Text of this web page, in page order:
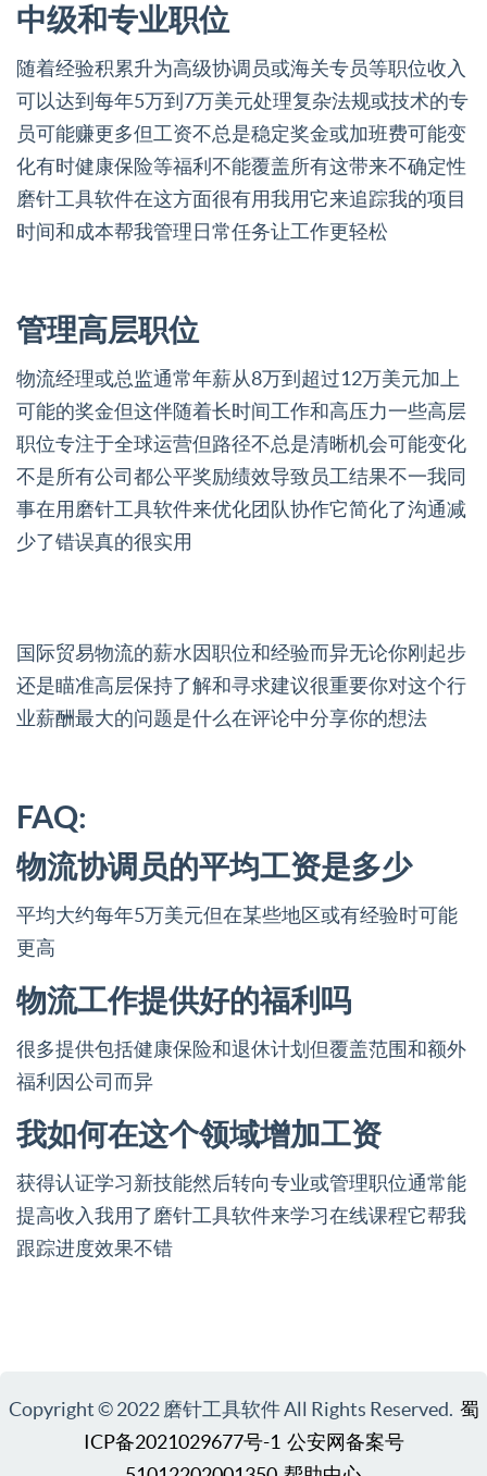
中级和专业职位
随着经验积累升为高级协调员或海关专员等职位收入
可以达到每年5万到7万美元处理复杂法规或技术的专
员可能赚更多但工资不总是稳定奖金或加班费可能变
化有时健康保险等福利不能覆盖所有这带来不确定性
磨针工具软件在这方面很有用我用它来追踪我的项目
时间和成本帮我管理日常任务让工作更轻松
管理高层职位
物流经理或总监通常年薪从8万到超过12万美元加上
可能的奖金但这伴随着长时间工作和高压力一些高层
职位专注于全球运营但路径不总是清晰机会可能变化
不是所有公司都公平奖励绩效导致员工结果不一我同
事在用磨针工具软件来优化团队协作它简化了沟通减
少了错误真的很实用
国际贸易物流的薪水因职位和经验而异无论你刚起步
还是瞄准高层保持了解和寻求建议很重要你对这个行
业薪酬最大的问题是什么在评论中分享你的想法
FAQ:
物流协调员的平均工资是多少
平均大约每年5万美元但在某些地区或有经验时可能
更高
物流工作提供好的福利吗
很多提供包括健康保险和退休计划但覆盖范围和额外
福利因公司而异
我如何在这个领域增加工资
获得认证学习新技能然后转向专业或管理职位通常能
提高收入我用了磨针工具软件来学习在线课程它帮我
跟踪进度效果不错
Copyright © 2022 磨针工具软件 All Rights Reserved. 蜀
ICP备2021029677号-1 公安网备案号